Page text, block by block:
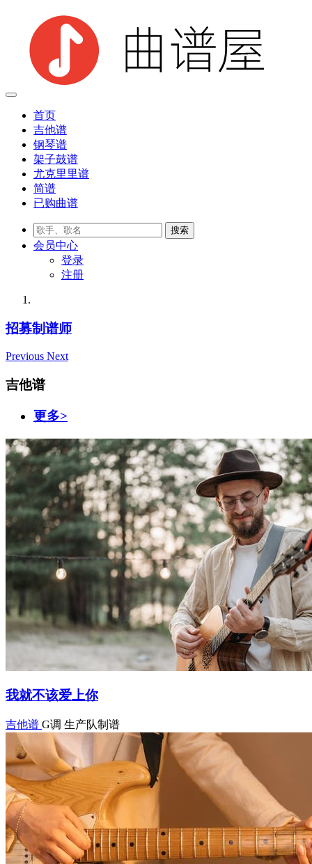
首页
吉他谱
钢琴谱
架子鼓谱
尤克里里谱
简谱
已购曲谱
会员中心
登录
注册
招募制谱师
Previous Next
吉他谱
更多>
我就不该爱上你
吉他谱 G调 生产队制谱